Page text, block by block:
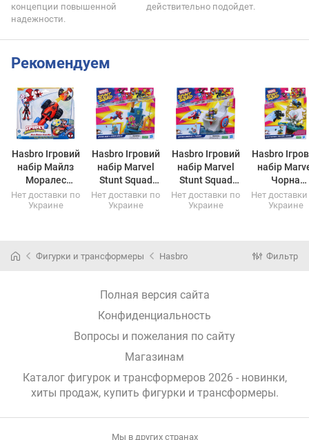
концепции повышенной
надежности.
действительно подойдет.
Рекомендуем
Hasbro Ігровий
набір Майлз
Моралес
F4531(F4531)
Hasbro Ігровий
набір Marvel
Stunt Squad
Спайдер Мен
F7062(F7062)
Hasbro Ігровий
набір Marvel
Stunt Squad
Капітан
Америка
Hasbro
набір Marvel
Чорна
Пантера,
Залізна
Нет доставки по
Украине
Нет доставки по
Украине
Нет доставки по
Украине
Нет
Украине
Фигурки и трансформеры Hasbro Фильтр
Полная версия сайта
Конфиденциальность
Вопросы и пожелания по сайту
Магазинам
Каталог фигурок и трансформеров 2026 - новинки,
хиты продаж, купить фигурки и трансформеры.
Мы в других странах